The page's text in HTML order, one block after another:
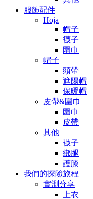
服飾配件
Hoja
帽子
襪子
圍巾
帽子
頭帶
遮陽帽
保暖帽
皮帶&圍巾
圍巾
皮帶
其他
襪子
綁腿
護膝
我們的探險旅程
實測分享
上衣